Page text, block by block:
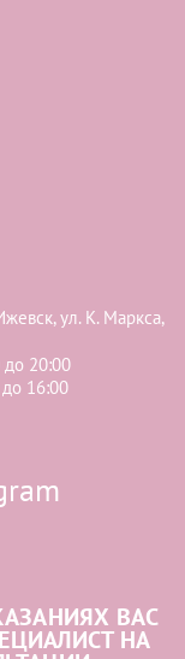
ул. К. Маркса,
до 20:00
16:00
ВАС
НА